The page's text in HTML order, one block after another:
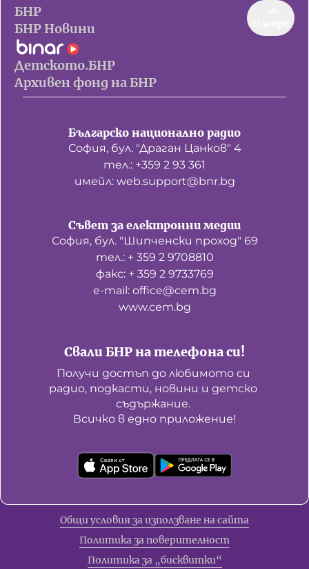
БНР
БНР Новини
Детското.БНР
Архивен фонд на БНР
Българско национално радио
София, бул. "Драган Цанков" 4
тел.: +359 2 93 361
имейл: web.support@bnr.bg
Свали БНР на телефона си!
Получи достъп до любимото си
радио, подкасти, новини и детско
съдържание.
Всичко в едно приложение!
Съвет за електронни медии
София, бул. "Шипченски проход" 69
тел.: + 359 2 9708810
факс: + 359 2 9733769
е-mail: office@cem.bg
www.cem.bg
Общи условия за използване на сайта
Политика за поверителност
Политика за „бисквитки“